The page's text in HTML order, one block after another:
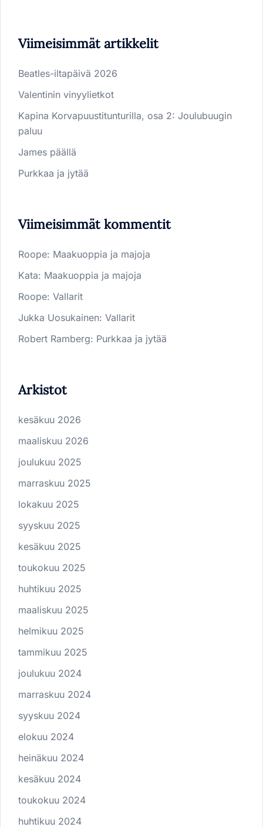
Viimeisimmät artikkelit
Beatles-iltapäivä 2026
Valentinin vinyylietkot
Kapina Korvapuustitunturilla, osa 2: Joulubuugin
paluu
James päällä
Purkkaa ja jytää
Viimeisimmät kommentit
Roope: Maakuoppia ja majoja
Kata: Maakuoppia ja majoja
Roope: Vallarit
Jukka Uosukainen: Vallarit
Robert Ramberg: Purkkaa ja jytää
Arkistot
kesäkuu 2026
maaliskuu 2026
joulukuu 2025
marraskuu 2025
lokakuu 2025
syyskuu 2025
kesäkuu 2025
toukokuu 2025
huhtikuu 2025
maaliskuu 2025
helmikuu 2025
tammikuu 2025
joulukuu 2024
marraskuu 2024
syyskuu 2024
elokuu 2024
heinäkuu 2024
kesäkuu 2024
toukokuu 2024
huhtikuu 2024